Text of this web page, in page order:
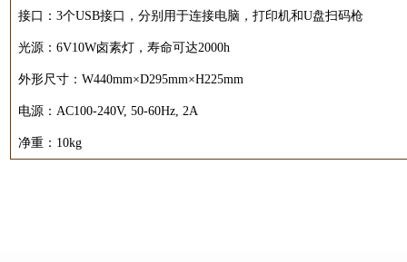
接口：3个USB接口，分别用于连接电脑，打印机和U盘扫码枪
光源：6V10W卤素灯，寿命可达2000h
外形尺寸：W440mm×D295mm×H225mm
电源：AC100-240V, 50-60Hz, 2A
净重：10kg